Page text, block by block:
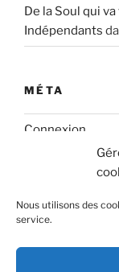
Nous utilisons des
service.
De la Soul qui
Indépendants
MÉTA
Connexion
Flux des
Site de